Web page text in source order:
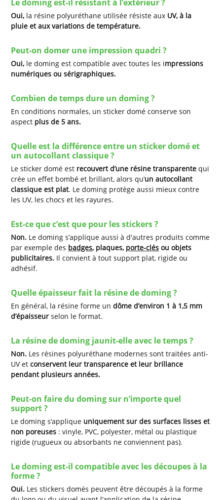
Le doming est-il résistant à l’extérieur ?
Oui, la résine polyuréthane utilisée résiste aux UV, à la
pluie et aux variations de température.
Peut-on domer une impression quadri ?
Oui, le doming est compatible avec toutes les impressions
numériques ou sérigraphiques.
Combien de temps dure un doming ?
En conditions normales, un sticker domé conserve son
aspect plus de 5 ans.
Quelle est la différence entre un sticker domé et
un autocollant classique ?
Le sticker domé est recouvert d’une résine transparente qui
crée un effet bombé et brillant, alors qu’un autocollant
classique est plat. Le doming protège aussi mieux contre
les UV, les chocs et les rayures.
Est-ce que c’est que pour les stickers ?
Non. Le doming s’applique aussi à d'autres produits comme
par exemple des badges, plaques, porte-clés ou objets
publicitaires. Il convient à tout support plat, rigide ou
adhésif.
Quelle épaisseur fait la résine de doming ?
En général, la résine forme undôme d’environ 1 à 1,5 mm
d’épaisseur selon le format.
La résine de doming jaunit-elle avec le temps ?
Non. Les résines polyuréthane modernes sont traitées anti-
UV etconservent leur transparence et leur brillance
pendant plusieurs années.
Peut-on faire du doming sur n’importe quel
support ?
Le doming s’applique uniquement sur des surfaces lisses et
non poreuses : vinyle, PVC, polyester, métal ou plastique
rigide (rugueux ou absorbants ne conviennent pas).
Le doming est-il compatible avec les découpes à la
forme ?
Oui. Les stickers domés peuvent être découpés à la forme